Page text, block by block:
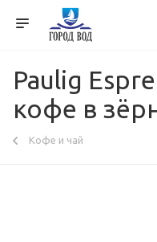
Paulig
кофе в
Кофе и чай